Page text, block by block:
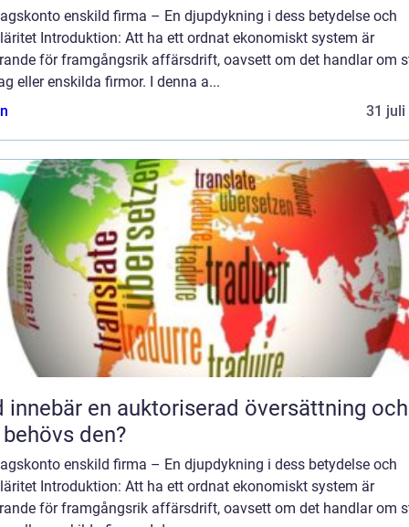
enskild firma – En djupdykning i dess betydelse och
Introduktion: Att ha ett ordnat ekonomiskt system är
för framgångsrik affärsdrift, oavsett om det handlar om
eller enskilda firmor. I denna a...
31 juli
innebär en auktoriserad översättning och
den?
enskild firma – En djupdykning i dess betydelse och
Introduktion: Att ha ett ordnat ekonomiskt system är
för framgångsrik affärsdrift, oavsett om det handlar om